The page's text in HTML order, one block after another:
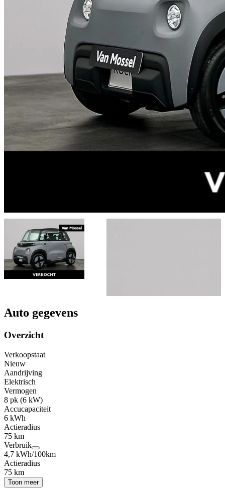
Auto gegevens
Overzicht
Verkoopstaat
Nieuw
Aandrijving
Elektrisch
Vermogen
8 pk (6 kW)
Accucapaciteit
6 kWh
Actieradius
75 km
Verbruik
4,7 kWh/100km
Actieradius
75 km
Toon meer